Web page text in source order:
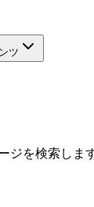
ツ
ジを検索します